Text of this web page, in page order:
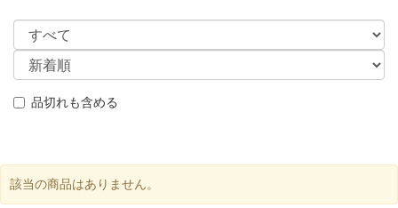
品切れも含める
該当の商品はありません。